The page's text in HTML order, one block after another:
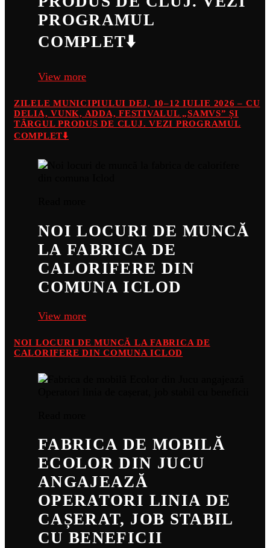
PROGRAMUL
COMPLET⬇️
View more
ZILELE MUNICIPIULUI DEJ, 10–12 IULIE 2026 – CU
DELIA, VUNK, ADDA, FESTIVALUL „SAMVS” ȘI
TÂRGUL PRODUS DE CLUJ. VEZI PROGRAMUL
COMPLET⬇️
NOI LOCURI DE MUNCĂ
LA FABRICA DE
CALORIFERE DIN
COMUNA ICLOD
View more
NOI LOCURI DE MUNCĂ LA FABRICA DE
CALORIFERE DIN COMUNA ICLOD
FABRICA DE MOBILĂ
ECOLOR DIN JUCU
ANGAJEAZĂ
OPERATORI LINIA DE
CAȘERAT, JOB STABIL
CU BENEFICII